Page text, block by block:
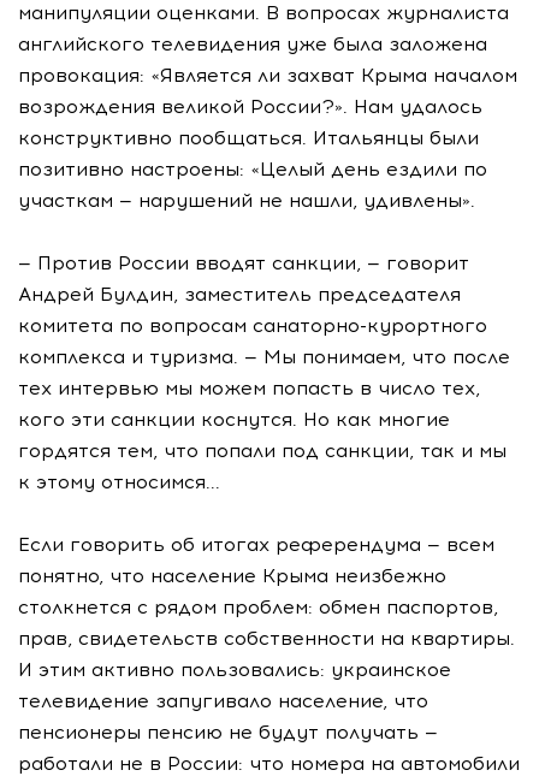
манипуляции оценками. В вопросах журналиста
английского телевидения уже была заложена
провокация: «Является ли захват Крыма началом
возрождения великой России?». Нам удалось
конструктивно пообщаться. Итальянцы были
позитивно настроены: «Целый день ездили по
участкам — нарушений не нашли, удивлены».
— Против России вводят санкции, — говорит
Андрей Булдин, заместитель председателя
комитета по вопросам санаторно-курортного
комплекса и туризма. — Мы понимаем, что после
тех интервью мы можем попасть в число тех,
кого эти санкции коснутся. Но как многие
гордятся тем, что попали под санкции, так и мы
к этому относимся...
Если говорить об итогах референдума — всем
понятно, что население Крыма неизбежно
столкнется с рядом проблем: обмен паспортов,
прав, свидетельств собственности на квартиры.
И этим активно пользовались: украинское
телевидение запугивало население, что
пенсионеры пенсию не будут получать —
работали не в России: что номера на автомобили